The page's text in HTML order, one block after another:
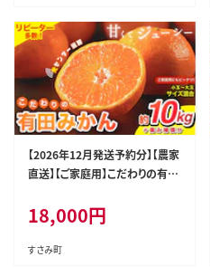
【2026年12月発送予約分】【農家
直送】【ご家庭用】こだわりの有田
償分) 有機質肥料100% サイズ
混合 ※北海道・沖縄・離島配送
不可【nuk101-12C】
18,000円
すさみ町